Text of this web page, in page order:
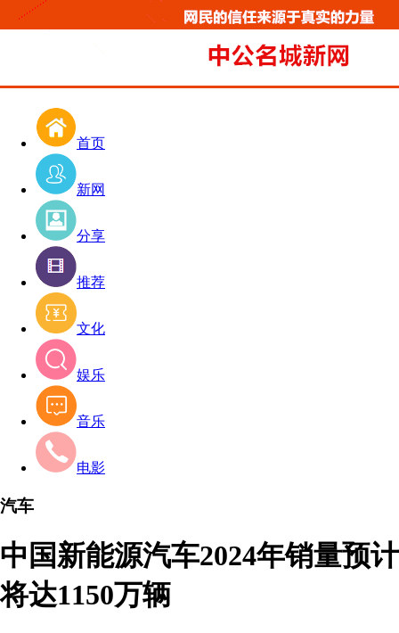
首页
新网
分享
推荐
文化
娱乐
音乐
电影
汽车
中国新能源汽车2024年销量预计
将达1150万辆